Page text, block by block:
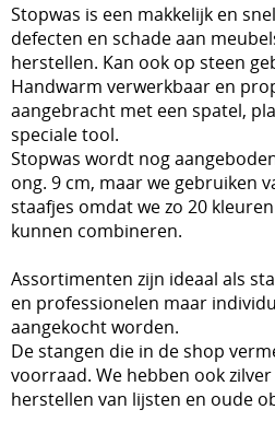
RETOUCHEREN
POLITOER
GRONDSTOFFEN
Stopwas is een makkelijk en
defecten en schade aan
herstellen. Kan ook op steen
Handwarm verwerkbaar en
aangebracht met een spatel,
speciale tool.
Stopwas wordt nog
ong. 9 cm, maar we gebruiken
staafjes omdat we zo 20
kunnen combineren.
Assortimenten zijn ideaal als
en professionelen maar
aangekocht worden.
De stangen die in de shop
voorraad. We hebben ook
herstellen van lijsten en oude